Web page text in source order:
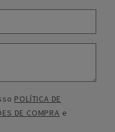
POLÍTICA DE
DE COMPRA e